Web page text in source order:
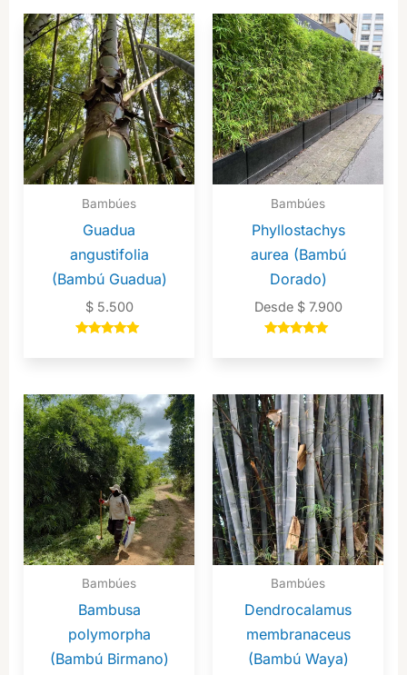
Bambúes
Guadua
angustifolia
(Bambú Guadua)
$5.500
Bambúes
Phyllostachys
aurea (Bambú
Dorado)
Desde $7.900
Bambúes
Bambusa
polymorpha
(Bambú Birmano)
Bambúes
Dendrocalamus
membranaceus
(Bambú Waya)